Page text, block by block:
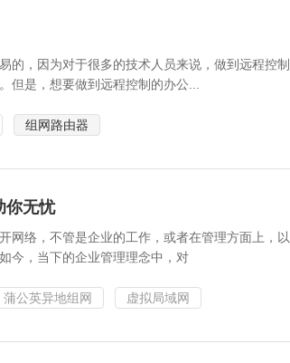
的，因为对于很多的技术人员来说，做到远程控制
但是，想要做到远程控制的办公...
组网路由器
你无忧
网络，不管是企业的工作，或者在管理方面上，以
今，当下的企业管理理念中，对
蒲公英异地组网 虚拟局域网